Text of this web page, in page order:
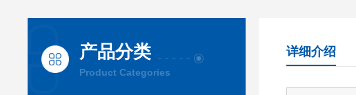
产品分类
Product Categories
详细介绍